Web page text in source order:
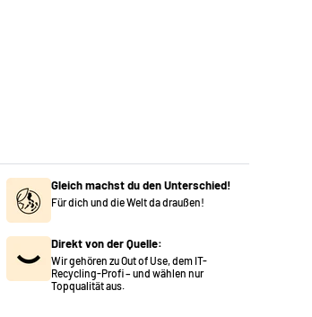
Gleich machst du den Unterschied!
Für dich und die Welt da draußen!
Direkt von der Quelle:
Wir gehören zu Out of Use, dem IT-
Recycling-Profi – und wählen nur
Topqualität aus.